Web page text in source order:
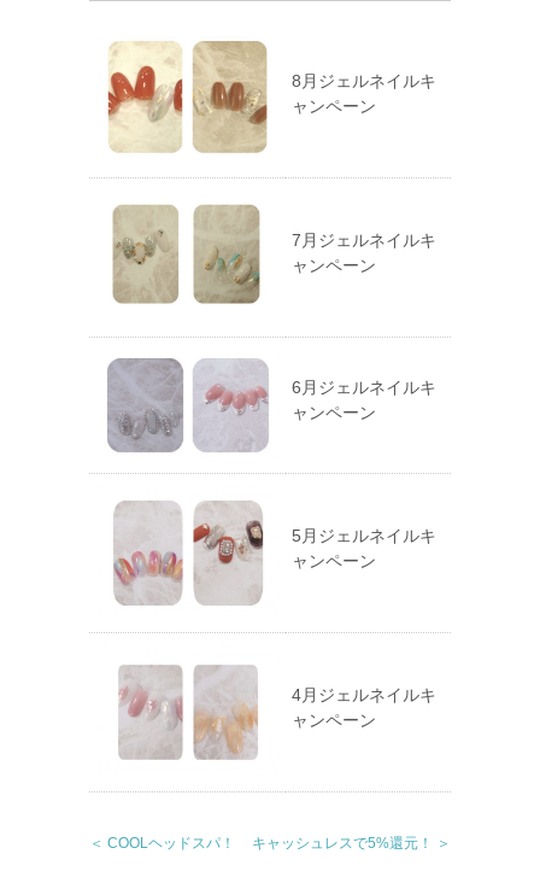
8月ジェルネイルキ
ャンペーン
7月ジェルネイルキ
ャンペーン
6月ジェルネイルキ
ャンペーン
5月ジェルネイルキ
ャンペーン
4月ジェルネイルキ
ャンペーン
＜ COOLヘッドスパ！ キャッシュレスで5%還元！ ＞